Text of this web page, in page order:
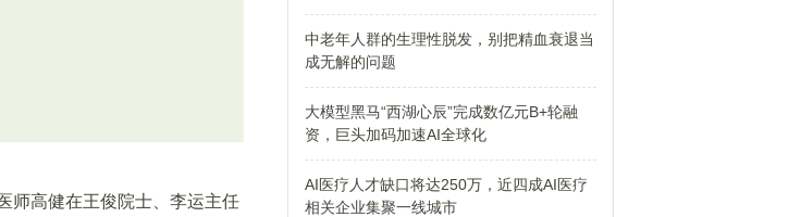
高健在王俊院士、李运主任
中老年人群的生理性脱发，别把精血衰退当
成无解的问题
大模型黑马“西湖心辰”完成数亿元B+轮融
资，巨头加码加速AI全球化
AI医疗人才缺口将达250万，近四成AI医疗
相关企业集聚一线城市